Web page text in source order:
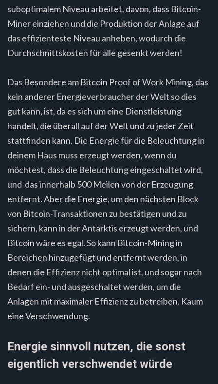
suboptimalem Niveau arbeitet, davon, dass Bitcoin-
Miner einziehen und die Produktion der Anlage auf
das effizienteste Niveau anheben, wodurch die
Durchschnittskosten für alle gesenkt werden!
Das Besondere am Bitcoin Proof of Work Mining, das
kein anderer Energieverbraucher der Welt so dies
gut kann, ist, da es sich um eine Dienstleistung
handelt, die überall auf der Welt und zu jeder Zeit
stattfinden kann. Die Energie für die Beleuchtung in
deinem Haus muss erzeugt werden, wenn du
möchtest, dass die Beleuchtung eingeschaltet wird,
und das innerhalb 500 Meilen von der Erzeugung
entfernt. Aber die Energie, um den nächsten Block
von Bitcoin-Transaktionen zu bestätigen und zu
sichern, kann in der Antarktis erzeugt werden, und
Bitcoin wäre es egal. So kann Bitcoin-Mining in
Bereichen hinzugefügt und entfernt werden, in
denen die Effizienz nicht optimal ist, und sogar nach
Bedarf ein- und ausgeschaltet werden, um die
Anlagen mit maximaler Effizienz zu betreiben. Kaum
eine Verschwendung.
Energie sinnvoll nutzen, die sonst
eigentlich verschwendet würde